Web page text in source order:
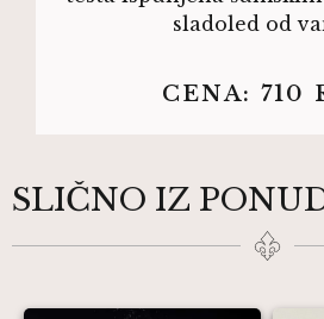
sladoled od
CENA: 710
SLIČNO IZ